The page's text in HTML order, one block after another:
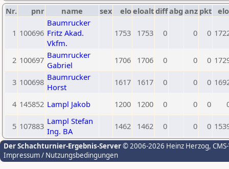
Nr. pnr name sex eloeloaltdiffabg anz pkt
1 100696
Baumrucker
Fritz Akad.
Vkfm.
1753 1753 0 0 0
2 100697 Baumrucker
Gabriel
1706 1706 0 0 0
3 100698 Baumrucker
Horst
1617 1617 0 0 0
4 145852 Lampl Jakob 1200 1200 0 0 0
5 107883 Lampl Stefan
Ing. BA
1462 1462 0 0 0
Der Schachturnier-Ergebnis-Server© 2006-2026 Heinz Herzog,
Impressum / Nutzungsbedingungen